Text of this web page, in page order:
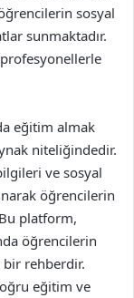
sosyal
sunmaktadır.
eğitim almak
niteliğindedir.
ve sosyal
öğrencilerin
platform,
öğrencilerin
rehberdir.
eğitim ve